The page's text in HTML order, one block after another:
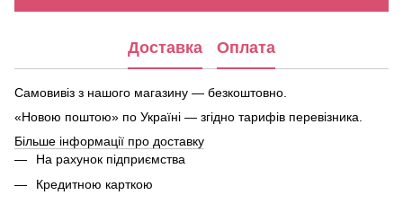
Доставка Оплата
Самовивіз з нашого магазину — безкоштовно.
«Новою поштою» по Україні — згідно тарифів перевізника.
Більше інформації про доставку
На рахунок підприємства
Кредитною карткою